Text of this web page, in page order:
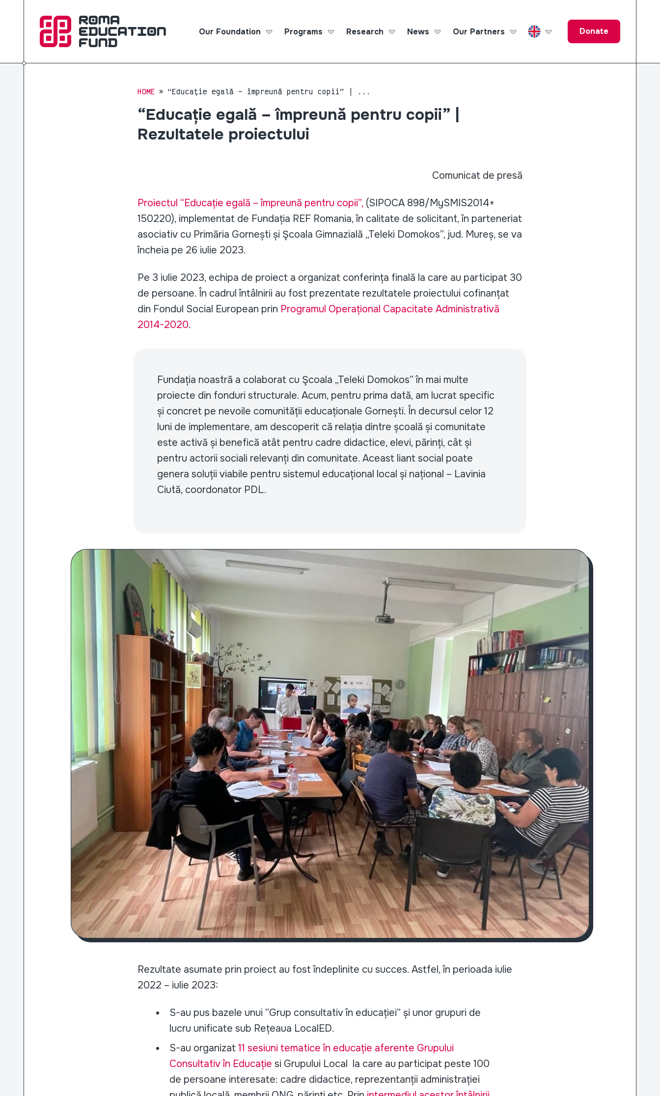
Roma Education Fund
Our Foundation Programs Research News Our Partners Donate
HOME “Educație egală – împreună pentru copii” | ...
“Educație egală – împreună pentru copii” |
Rezultatele proiectului
Comunicat de presă
Proiectul “Educație egală – împreună pentru copii”, (SIPOCA 898/MySMIS2014+
150220), implementat de Fundația REF Romania, în calitate de solicitant, în parteneriat
asociativ cu Primăria Gornești și Şcoala Gimnazială „Teleki Domokos”, jud. Mureș, se va
încheia pe 26 iulie 2023.
Pe 3 iulie 2023, echipa de proiect a organizat conferința finală la care au participat 30
de persoane. În cadrul întâlnirii au fost prezentate rezultatele proiectului cofinanțat
din Fondul Social European prin Programul Operațional Capacitate Administrativă
2014-2020.
Fundația noastră a colaborat cu Şcoala „Teleki Domokos” în mai multe
proiecte din fonduri structurale. Acum, pentru prima dată, am lucrat specific
și concret pe nevoile comunității educaționale Gornești. În decursul celor 12
luni de implementare, am descoperit că relația dintre școală și comunitate
este activă și benefică atât pentru cadre didactice, elevi, părinți, cât și
pentru actorii sociali relevanți din comunitate. Aceast liant social poate
genera soluții viabile pentru sistemul educațional local și național – Lavinia
Ciută, coordonator PDL.
Rezultate asumate prin proiect au fost îndeplinite cu succes. Astfel, în perioada iulie
2022 – iulie 2023:
S-au pus bazele unui “Grup consultativ în educației” și unor grupuri de
lucru unificate sub Rețeaua LocalED.
S-au organizat 11 sesiuni tematice în educație aferente Grupului
Consultativ în Educație si Grupului Local la care au participat peste 100
de persoane interesate: cadre didactice, reprezentanții administrației